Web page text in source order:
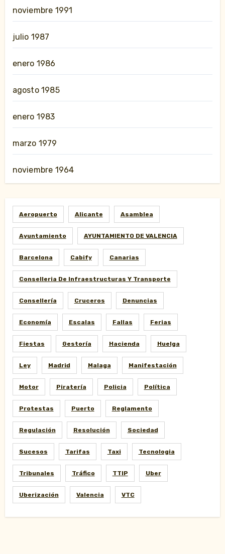
noviembre 1991
julio 1987
enero 1986
agosto 1985
enero 1983
marzo 1979
noviembre 1964
Aeropuerto Alicante Asamblea
Ayuntamiento AYUNTAMIENTO DE VALENCIA
Barcelona Cabify Canarias
Conselleria De Infraestructuras Y Transporte
Consellería Cruceros Denuncias
Economía Escalas Fallas Ferias
Fiestas Gestoría Hacienda Huelga
Ley Madrid Malaga Manifestación
Motor Piratería Policia Política
Protestas Puerto Reglamento
Regulación Resolución Sociedad
Sucesos Tarifas Taxi Tecnologia
Tribunales Tráfico TTIP Uber
Uberización Valencia VTC